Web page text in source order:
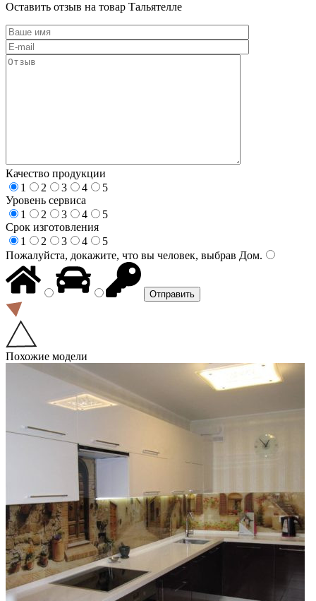
Оставить отзыв на товар Тальятелле
Качество продукции
1
2 3 4
5
Уровень сервиса
1
2 3 4
5
Срок изготовления
1
2 3 4
5
Пожалуйста, докажите, что вы человек, выбрав Дом.
Похожие модели